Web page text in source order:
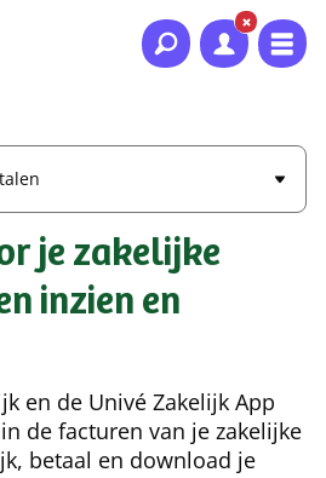
je zakelijke
inzien en
en de Univé Zakelijk App
de facturen van je zakelijke
betaal en download je